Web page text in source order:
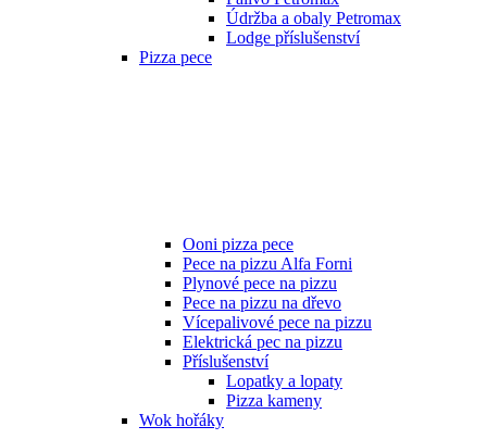
Údržba a obaly Petromax
Lodge příslušenství
Pizza pece
Ooni pizza pece
Pece na pizzu Alfa Forni
Plynové pece na pizzu
Pece na pizzu na dřevo
Vícepalivové pece na pizzu
Elektrická pec na pizzu
Příslušenství
Lopatky a lopaty
Pizza kameny
Wok hořáky